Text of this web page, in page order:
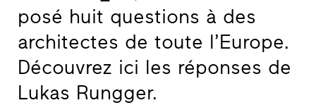
posé huit questions à des
architectes de toute l’Europe.
Découvrez ici les réponses de
Lukas Rungger.